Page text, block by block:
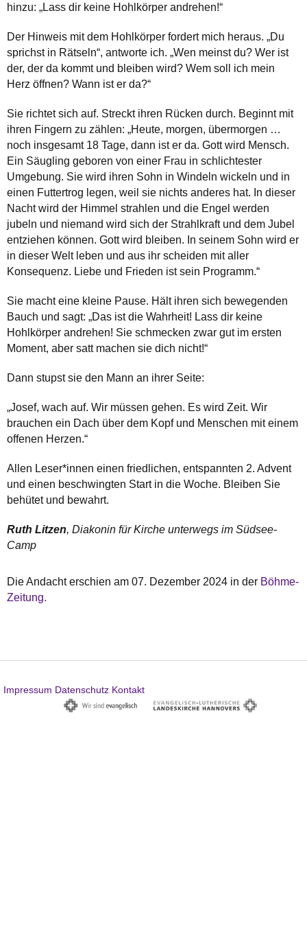
hinzu: „Lass dir keine Hohlkörper andrehen!“
Der Hinweis mit dem Hohlkörper fordert mich heraus. „Du
sprichst in Rätseln“, antworte ich. „Wen meinst du? Wer ist
der, der da kommt und bleiben wird? Wem soll ich mein
Herz öffnen? Wann ist er da?“
Sie richtet sich auf. Streckt ihren Rücken durch. Beginnt mit
ihren Fingern zu zählen: „Heute, morgen, übermorgen …
noch insgesamt 18 Tage, dann ist er da. Gott wird Mensch.
Ein Säugling geboren von einer Frau in schlichtester
Umgebung. Sie wird ihren Sohn in Windeln wickeln und in
einen Futtertrog legen, weil sie nichts anderes hat. In dieser
Nacht wird der Himmel strahlen und die Engel werden
jubeln und niemand wird sich der Strahlkraft und dem Jubel
entziehen können. Gott wird bleiben. In seinem Sohn wird er
in dieser Welt leben und aus ihr scheiden mit aller
Konsequenz. Liebe und Frieden ist sein Programm.“
Sie macht eine kleine Pause. Hält ihren sich bewegenden
Bauch und sagt: „Das ist die Wahrheit! Lass dir keine
Hohlkörper andrehen! Sie schmecken zwar gut im ersten
Moment, aber satt machen sie dich nicht!“
Dann stupst sie den Mann an ihrer Seite:
„Josef, wach auf. Wir müssen gehen. Es wird Zeit. Wir
brauchen ein Dach über dem Kopf und Menschen mit einem
offenen Herzen.“
Allen Leser*innen einen friedlichen, entspannten 2. Advent
und einen beschwingten Start in die Woche. Bleiben Sie
behütet und bewahrt.
Ruth Litzen, Diakonin für Kirche unterwegs im Südsee-
Camp
Die Andacht erschien am 07. Dezember 2024 in der Böhme-
Zeitung.
Impressum Datenschutz Kontakt